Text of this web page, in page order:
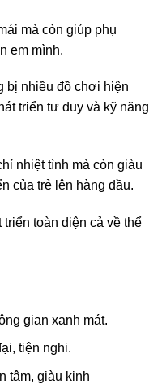
mà còn giúp phụ
em mình.
bị nhiều đồ chơi hiện
triển tư duy và kỹ năng
nhiệt tình mà còn giàu
của trẻ lên hàng đầu.
toàn diện cả về thể
gian xanh mát.
tiện nghi.
tâm, giàu kinh